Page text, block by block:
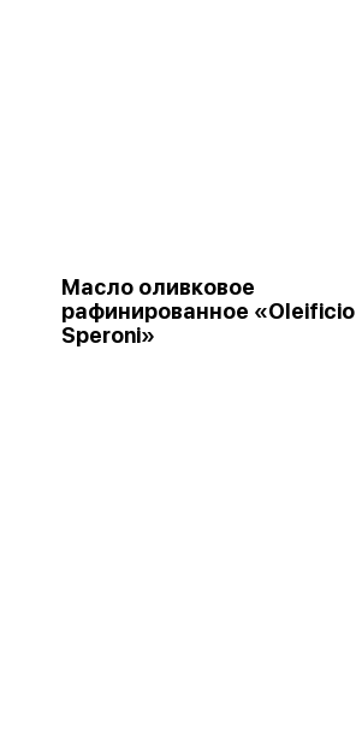
Масло оливковое
рафинированное «Oleificio
Speroni»